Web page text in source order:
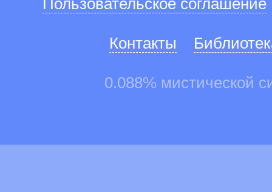
Пользовательское соглашение
Контакты
0.088% мистической